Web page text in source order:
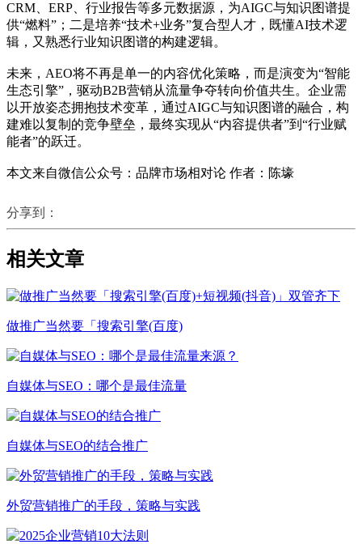
CRM、ERP、行业报告等多元数据源，为AIGC与知识图谱提
供“燃料”；二是培养“技术+业务”复合型人才，既懂AI技术逻
辑，又熟悉行业知识图谱的构建逻辑。
未来，AEO将不再是单一的内容优化策略，而是演变为“智能
生态引擎”，驱动B2B营销从流量争夺转向价值共生。企业需
以开放姿态拥抱技术变革，通过AIGC与知识图谱的融合，构
建难以复制的竞争壁垒，最终实现从“内容提供者”到“行业赋
能者”的跃迁。
本文来自微信公众号：品牌市场相对论 作者：陈壕
分享到：
相关文章
做推广当然要「搜索引擎(百度)
自媒体与SEO：哪个是最佳流量
自媒体与SEO的结合推广
外贸营销推广的手段，策略与实践